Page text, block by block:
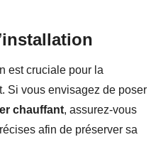
installation
est cruciale pour la
Si vous envisagez de poser
chauffant, assurez-vous
afin de préserver sa